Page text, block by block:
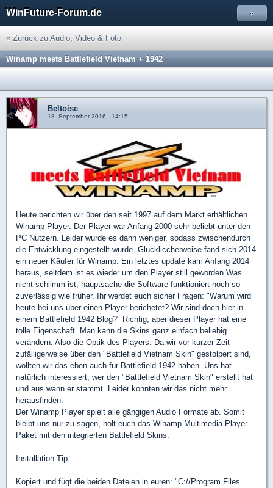
WinFuture-Forum.de »
« Zurück zu Audio, Video & Foto
Winamp meets Battlefield Vietnam + 1942
Beltoise
18. September 2016 - 14:15
Heute berichten wir über den seit 1997 auf dem Markt erhältlichen
Winamp Player. Der Player war Anfang 2000 sehr beliebt unter den
PC Nutzern. Leider wurde es dann weniger, sodass zwischendurch
die Entwicklung eingestellt wurde. Glückliccherweise fand sich 2014
ein neuer Käufer für Winamp. Ein letztes update kam Anfang 2014
heraus, seitdem ist es wieder um den Player still geworden.Was
nicht schlimm ist, hauptsache die Software funktioniert noch so
zuverlässig wie früher. Ihr werdet euch sicher Fragen: "Warum wird
heute bei uns über einen Player berichetet? Wir sind doch hier in
einem Battlefield 1942 Blog?" Richtig, aber dieser Player hat eine
tolle Eigenschaft. Man kann die Skins ganz einfach beliebig
verändern. Also die Optik des Players. Da wir vor kurzer Zeit
zufälligerweise über den "Battlefield Vietnam Skin" gestolpert sind,
wollten wir das eben auch für Battlefield 1942 haben. Uns hat
natürlich interessiert, wer den "Battlefield Vietnam Skin" erstellt hat
und aus wann er stammt. Leider konnten wir das nicht mehr
herausfinden.
Der Winamp Player spielt alle gängigen Audio Formate ab. Somit
bleibt uns nur zu sagen, holt euch das Winamp Multimedia Player
Paket mit den integrierten Battlefield Skins.
Installation Tip:
Kopiert und fügt die beiden Dateien in euren: "C://Program Files